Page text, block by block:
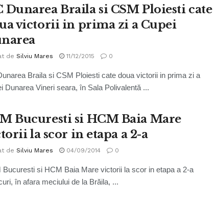
Dunarea Braila si CSM Ploiesti cate
victorii in prima zi a Cupei
de Silviu Mares 11/12/2015 0
Braila si CSM Ploiesti cate doua victorii in prima zi a
Dunarea Vineri seara, în Sala Polivalentă ...
Bucuresti si HCM Baia Mare
la scor in etapa a 2-a
de Silviu Mares 04/09/2014 0
Bucuresti si HCM Baia Mare victorii la scor in etapa a 2-a
în afara meciului de la Brăila, ...